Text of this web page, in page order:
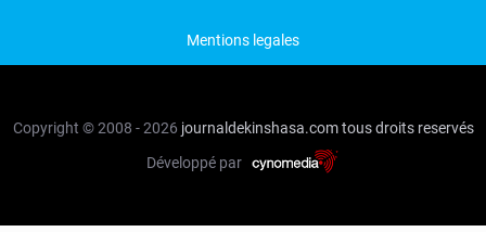
Mentions legales
Copyright © 2008 - 2026 journaldekinshasa.com tous droits reservés
Développé par